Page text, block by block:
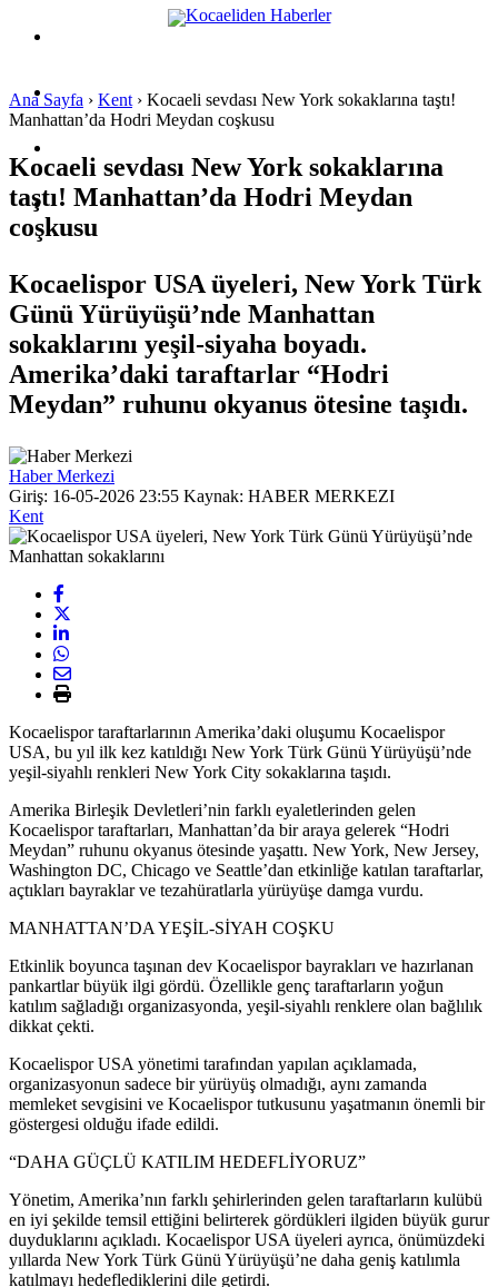
SPOR
SAĞLIK
Ana Sayfa › Kent › Kocaeli sevdası New York sokaklarına taştı!
Manhattan’da Hodri Meydan coşkusu
Kocaeli sevdası New York sokaklarına
taştı! Manhattan’da Hodri Meydan
coşkusu
Kocaelispor USA üyeleri, New York Türk
Günü Yürüyüşü’nde Manhattan
sokaklarını yeşil-siyaha boyadı.
Amerika’daki taraftarlar “Hodri
Meydan” ruhunu okyanus ötesine taşıdı.
Haber Merkezi
Giriş: 16-05-2026 23:55 Kaynak: HABER MERKEZI
Kent
Kocaelispor taraftarlarının Amerika’daki oluşumu Kocaelispor
USA, bu yıl ilk kez katıldığı New York Türk Günü Yürüyüşü’nde
yeşil-siyahlı renkleri New York City sokaklarına taşıdı.
Amerika Birleşik Devletleri’nin farklı eyaletlerinden gelen
Kocaelispor taraftarları, Manhattan’da bir araya gelerek “Hodri
Meydan” ruhunu okyanus ötesinde yaşattı. New York, New Jersey,
Washington DC, Chicago ve Seattle’dan etkinliğe katılan taraftarlar,
açtıkları bayraklar ve tezahüratlarla yürüyüşe damga vurdu.
MANHATTAN’DA YEŞİL-SİYAH COŞKU
Etkinlik boyunca taşınan dev Kocaelispor bayrakları ve hazırlanan
pankartlar büyük ilgi gördü. Özellikle genç taraftarların yoğun
katılım sağladığı organizasyonda, yeşil-siyahlı renklere olan bağlılık
dikkat çekti.
Kocaelispor USA yönetimi tarafından yapılan açıklamada,
organizasyonun sadece bir yürüyüş olmadığı, aynı zamanda
memleket sevgisini ve Kocaelispor tutkusunu yaşatmanın önemli bir
göstergesi olduğu ifade edildi.
“DAHA GÜÇLÜ KATILIM HEDEFLİYORUZ”
Yönetim, Amerika’nın farklı şehirlerinden gelen taraftarların kulübü
en iyi şekilde temsil ettiğini belirterek gördükleri ilgiden büyük gurur
duyduklarını açıkladı. Kocaelispor USA üyeleri ayrıca, önümüzdeki
yıllarda New York Türk Günü Yürüyüşü’ne daha geniş katılımla
katılmayı hedeflediklerini dile getirdi.